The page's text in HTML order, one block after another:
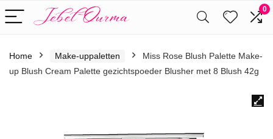
0
Home Make-uppaletten
Miss Rose Blush Palette Make-
up Blush Cream Palette gezichtspoeder Blusher met 8 Blush 42g